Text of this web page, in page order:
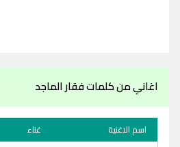
اغاني من كلمات فقار الماجد
اسم الاغنية غناء